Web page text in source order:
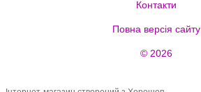
Контакти
Повна версія сайту
© 2026